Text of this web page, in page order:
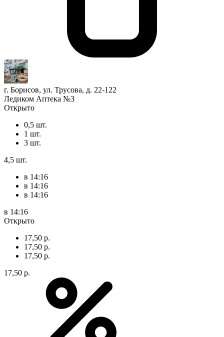
г. Борисов, ул. Трусова, д. 22-122
Ледиком Аптека №3
Открыто
0,5 шт.
1 шт.
3 шт.
4,5 шт.
в 14:16
в 14:16
в 14:16
в 14:16
Открыто
17,50 р.
17,50 р.
17,50 р.
17,50 р.